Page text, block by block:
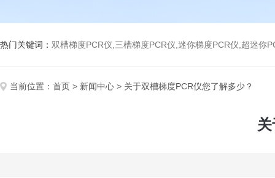
热门关键词： 双槽梯度PCR仪,三槽梯度PCR仪,迷你梯度PCR仪,超迷你
当前位置： 首页 > 新闻中心 > 关于双槽梯度PCR仪您了解多少？